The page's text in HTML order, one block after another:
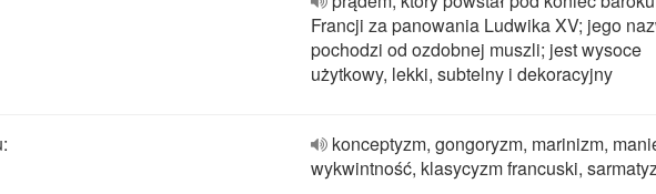
Francji za panowania Ludwika XV; jego
pochodzi od ozdobnej muszli; jest wysoce
użytkowy, lekki, subtelny i dekoracyjny
konceptyzm, gongoryzm, marinizm,
wykwintność, klasycyzm francuski,